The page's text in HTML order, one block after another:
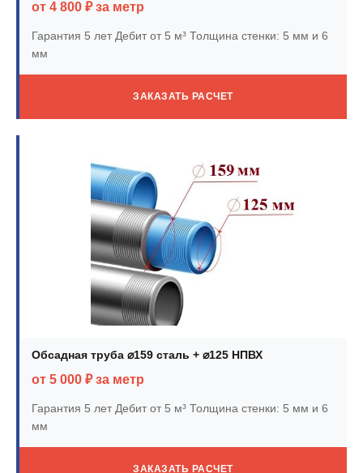
от 4 800 ₽ за метр
Гарантия 5 летДебит от 5 м³ Толщина стенки: 5 мм и 6
мм
ЗАКАЗАТЬ РАСЧЕТ
Обсадная труба ⌀159 сталь + ⌀125 НПВХ
от 5 000 ₽ за метр
Гарантия 5 летДебит от 5 м³ Толщина стенки: 5 мм и 6
мм
ЗАКАЗАТЬ РАСЧЕТ